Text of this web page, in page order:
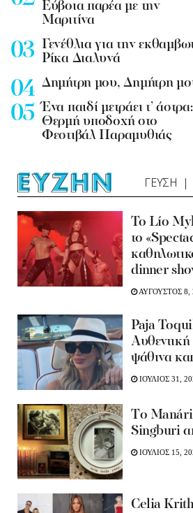
Εύβοια παρέα με την
Μαριτίνα
Γενέθλια για την
Ρίκα Διαλυνά
Δημήτρη μου, Δημήτρη
Ένα παιδί μετράει τ’ άστρα:
Θερμή υποδοχή στο
Φεστιβάλ Παραμυθιάς
ΓΕΥΣΗ
Το Lío
το
dinner
ΑΥΓΟΥΣΤΟΣ 8,
Paja
ψάθινα
ΙΟΥΛΙΟΣ 31,
Tο Manári
Singburi
ΙΟΥΛΙΟΣ 15,
Celia